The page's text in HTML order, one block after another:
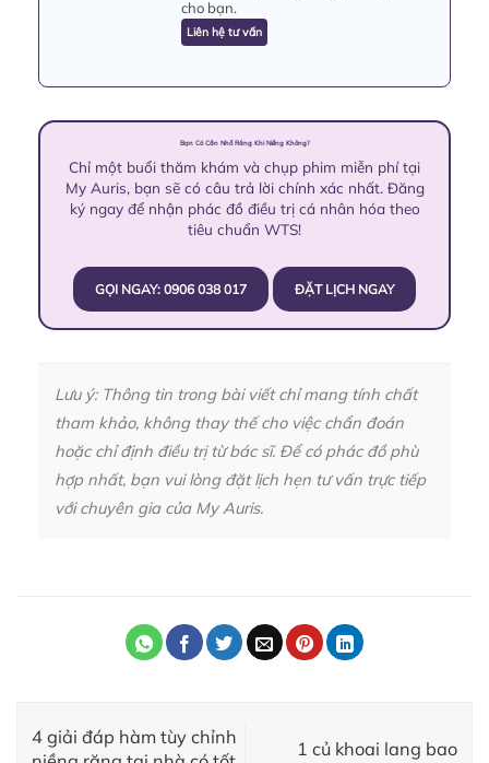
cho bạn.
Liên hệ tư vấn
Bạn Có Cần Nhổ Răng Khi Niềng Không?
Chỉ một buổi thăm khám và chụp phim miễn phí tại
My Auris, bạn sẽ có câu trả lời chính xác nhất. Đăng
ký ngay để nhận phác đồ điều trị cá nhân hóa theo
tiêu chuẩn WTS!
GỌI NGAY: 0906 038 017 ĐẶT LỊCH NGAY
Lưu ý: Thông tin trong bài viết chỉ mang tính chất
tham khảo, không thay thế cho việc chẩn đoán
hoặc chỉ định điều trị từ bác sĩ. Để có phác đồ phù
hợp nhất, bạn vui lòng đặt lịch hẹn tư vấn trực tiếp
với chuyên gia của My Auris.
4 giải đáp hàm tùy chỉnh
1 củ khoai lang bao